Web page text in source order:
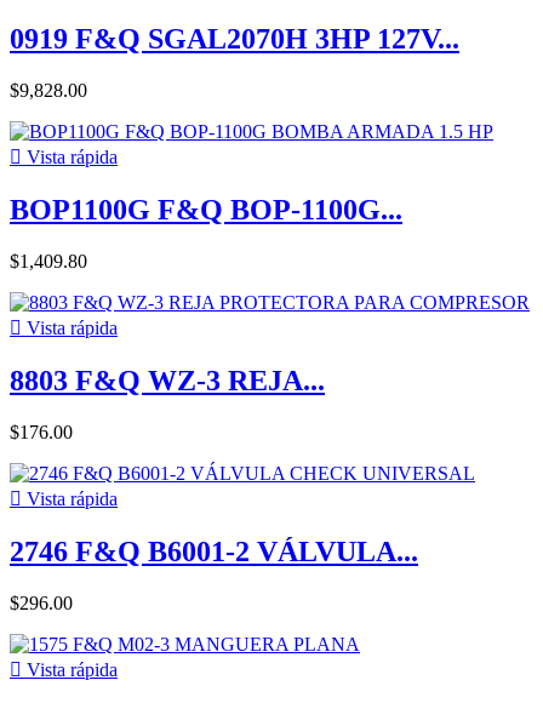
0919 F&Q SGAL2070H 3HP 127V...
$9,828.00
 Vista rápida
BOP1100G F&Q BOP-1100G...
$1,409.80
 Vista rápida
8803 F&Q WZ-3 REJA...
$176.00
 Vista rápida
2746 F&Q B6001-2 VÁLVULA...
$296.00
 Vista rápida